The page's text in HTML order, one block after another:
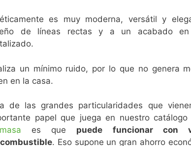
es muy moderna, versátil y
de líneas rectas y a un acabado
un mínimo ruido, por lo que no genera
en la casa.
de las grandes particularidades que
papel que juega en nuestro catálogo
es que puede funcionar con
. Eso supone un gran ahorro